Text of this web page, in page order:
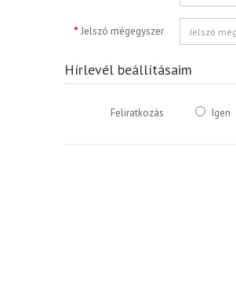
Jelszó mégegyszer
Hírlevél beállításaim
Feliratkozás Igen